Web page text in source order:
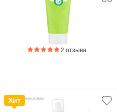
2 отзыва
Хит